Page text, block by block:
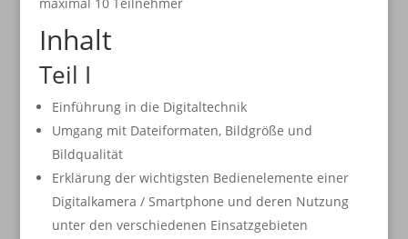
Inhalt
Teil I
Einführung in die Digitaltechnik
Umgang mit Dateiformaten, Bildgröße und
Bildqualität
Erklärung der wichtigsten Bedienelemente einer
Digitalkamera / Smartphone und deren Nutzung
unter den verschiedenen Einsatzgebieten